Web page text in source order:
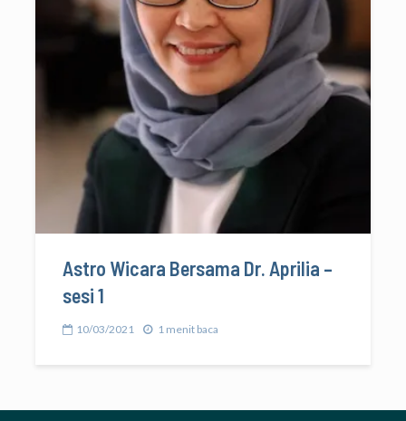
Astro Wicara Bersama Dr. Aprilia –
sesi 1
10/03/2021 1 menit baca